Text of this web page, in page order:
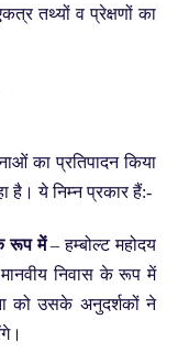
तथ्यों व प्रेक्षणों का
का प्रतिपादन किया
है। ये निम्न प्रकार हैं:-
के रूप में– हम्बोल्ट महोदय
निवास के रूप में
को उसके अनुदर्शकों ने